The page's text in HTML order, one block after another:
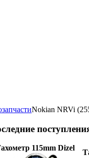
Nokian NRVi
115mm Dizel